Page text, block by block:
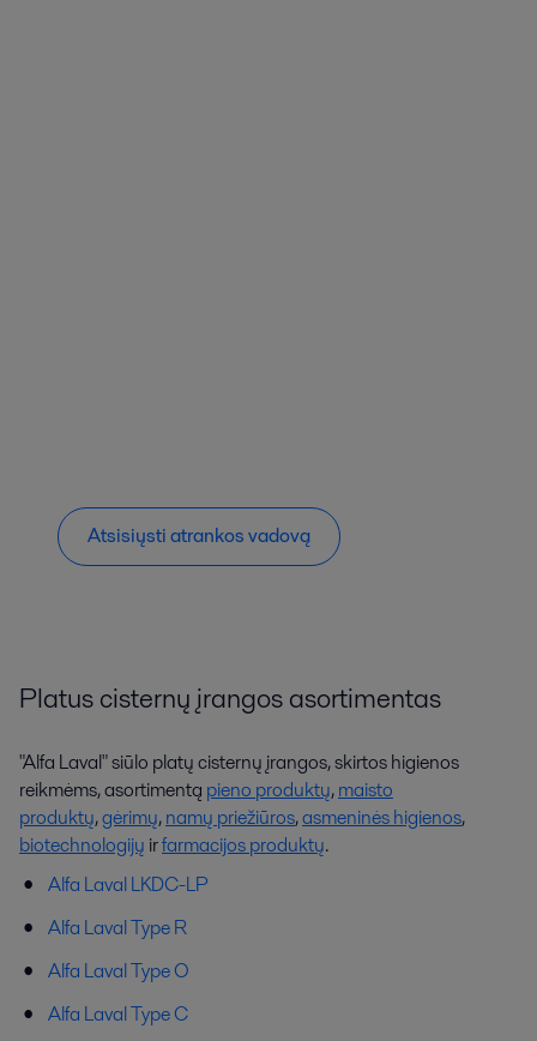
Atsisiųsti atrankos vadovą
Platus cisternų įrangos asortimentas
"Alfa Laval" siūlo platų cisternų įrangos, skirtos higienos
reikmėms, asortimentą pieno produktų,maisto
produktų,gėrimų,namų priežiūros,asmeninės higienos,
biotechnologijų irfarmacijos produktų.
Alfa Laval LKDC-LP
Alfa Laval Type R
Alfa Laval Type O
Alfa Laval Type C